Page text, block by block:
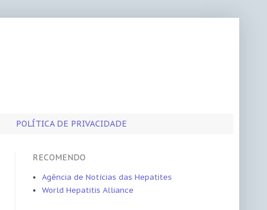
POLÍTICA DE PRIVACIDADE
RECOMENDO
Agência de Notícias das Hepatites
World Hepatitis Alliance